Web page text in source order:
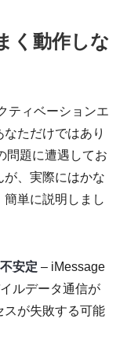
く動作しな
ティベーションエ
ただけではあり
問題に遭遇してお
が、実際にはかな
簡単に説明しまし
安定 – iMessage
ルデータ通信が
スが失敗する可能